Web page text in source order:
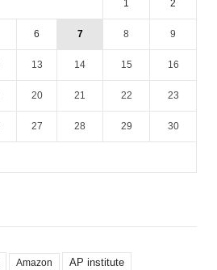
1 2
6 7 8 9
13 14 15 16
20 21 22 23
27 28 29 30
Amazon AP institute